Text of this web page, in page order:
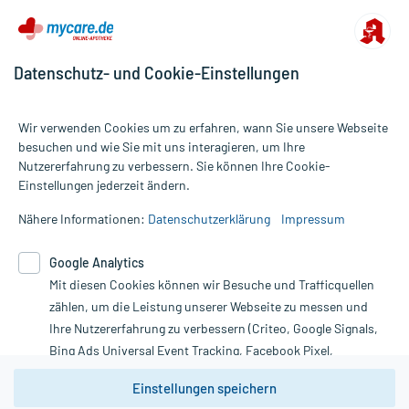
Alle Preise gelten inkl. MwSt., ggf. zzgl. Versandkosten
Informationen auf dieser Website werden ausschließlich für
die Untersuchung und Behandlung durch einen Arzt. Bitte
Therapien eingeleitet werden können. | Diese Webseite benutzt
Google Analytics. Lesen Sie bitte dazu die wichtigen Hinweise in
unserer Datenschutzerklärung. Für den Widerruf einer Bestellung
nutzen Sie das Formular:
Vertrag widerrufen
Datenschutz- und Cookie-Einstellungen
Wir verwenden Cookies um zu erfahren, wann Sie unsere Webseite
besuchen und wie Sie mit uns interagieren, um Ihre
Nutzererfahrung zu verbessern. Sie können Ihre Cookie-
Einstellungen jederzeit ändern.
Nähere Informationen: Datenschutzerklärung Impressum
Google Analytics
Mit diesen Cookies können wir Besuche und Trafficquellen
zählen, um die Leistung unserer Webseite zu messen und
Ihre Nutzererfahrung zu verbessern (Criteo, Google Signals,
Bing Ads Universal Event Tracking, Facebook Pixel,
Youtube-Social Plugin).
Einstellungen speichern